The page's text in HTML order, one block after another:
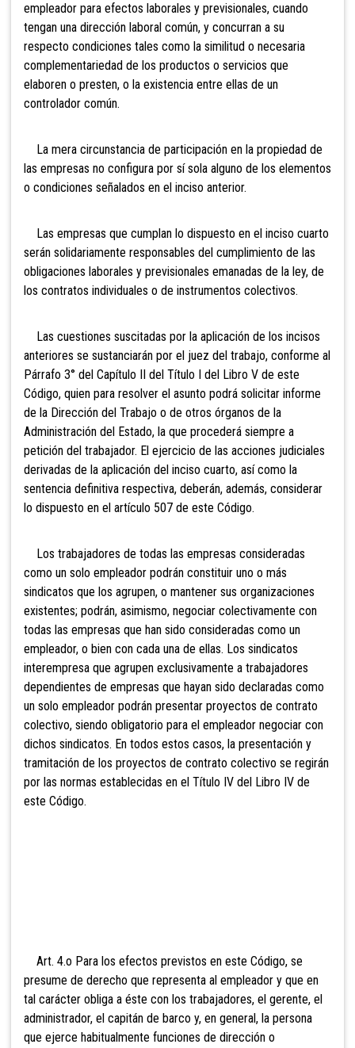
empleador para efectos laborales y previsionales, cuando
tengan una dirección laboral común, y concurran a su
respecto condiciones tales como la similitud o necesaria
complementariedad de los productos o servicios que
elaboren o presten, o la existencia entre ellas de un
controlador común.
La mera circunstancia de participación en la propiedad de
las empresas no configura por sí sola alguno de los elementos
o condiciones señalados en el inciso anterior.
Las empresas que cumplan lo dispuesto en el inciso cuarto
serán solidariamente responsables del cumplimiento de las
obligaciones laborales y previsionales emanadas de la ley, de
los contratos individuales o de instrumentos colectivos.
Las cuestiones suscitadas por la aplicación de los incisos
anteriores se sustanciarán por el juez del trabajo, conforme al
Párrafo 3° del Capítulo II del Título I del Libro V de este
Código, quien para resolver el asunto podrá solicitar informe
de la Dirección del Trabajo o de otros órganos de la
Administración del Estado, la que procederá siempre a
petición del trabajador. El ejercicio de las acciones judiciales
derivadas de la aplicación del inciso cuarto, así como la
sentencia definitiva respectiva, deberán, además, considerar
lo dispuesto en el artículo 507 de este Código.
Los trabajadores de todas las empresas consideradas
como un solo empleador podrán constituir uno o más
sindicatos que los agrupen, o mantener sus organizaciones
existentes; podrán, asimismo, negociar colectivamente con
todas las empresas que han sido consideradas como un
empleador, o bien con cada una de ellas. Los sindicatos
interempresa que agrupen exclusivamente a trabajadores
dependientes de empresas que hayan sido declaradas como
un solo empleador podrán presentar proyectos de contrato
colectivo, siendo obligatorio para el empleador negociar con
dichos sindicatos. En todos estos casos, la presentación y
tramitación de los proyectos de contrato colectivo se regirán
por las normas establecidas en el Título IV del Libro IV de
este Código.
Art. 4.o Para los efectos previstos en este Código, se
presume de derecho que representa al empleador y que en
tal carácter obliga a éste con los trabajadores, el gerente, el
administrador, el capitán de barco y, en general, la persona
que ejerce habitualmente funciones de dirección o